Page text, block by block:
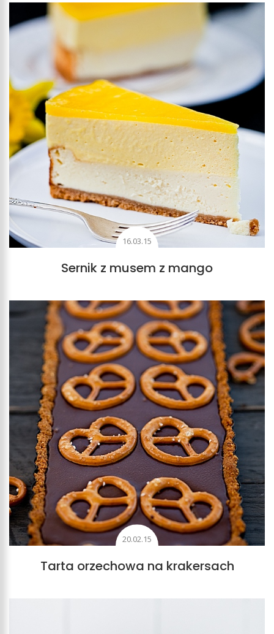
16.03.15
Sernik z musem z mango
20.02.15
Tarta orzechowa na krakersach